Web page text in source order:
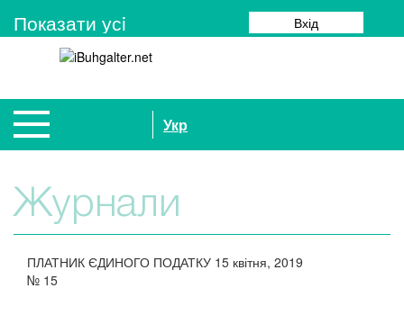
Показати усi Вхід
Укр
Журнали
ПЛАТНИК ЄДИНОГО ПОДАТКУ 15 квітня, 2019
№ 15